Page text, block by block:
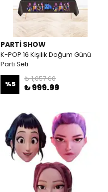
PARTİ SHOW
K-POP 16 Kişilik Doğum Günü
Parti Seti
%5
₺ 1,057.60
₺ 999.99